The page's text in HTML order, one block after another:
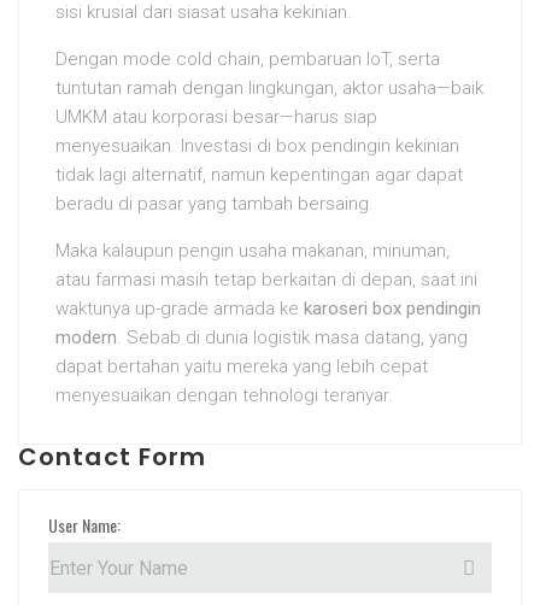
sisi krusial dari siasat usaha kekinian.
Dengan mode cold chain, pembaruan IoT, serta
tuntutan ramah dengan lingkungan, aktor usaha—baik
UMKM atau korporasi besar—harus siap
menyesuaikan. Investasi di box pendingin kekinian
tidak lagi alternatif, namun kepentingan agar dapat
beradu di pasar yang tambah bersaing.
Maka kalaupun pengin usaha makanan, minuman,
atau farmasi masih tetap berkaitan di depan, saat ini
waktunya up-grade armada ke karoseri box pendingin
modern. Sebab di dunia logistik masa datang, yang
dapat bertahan yaitu mereka yang lebih cepat
menyesuaikan dengan tehnologi teranyar.
Contact Form
User Name: